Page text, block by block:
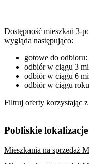
Dostępność mieszkań 3-
wygląda następująco:
gotowe do odbioru:
odbiór w ciągu 3
odbiór w ciągu 6
odbiór w ciągu
Filtruj oferty korzystając
Pobliskie lokalizacje
Mieszkania na sprzedaż